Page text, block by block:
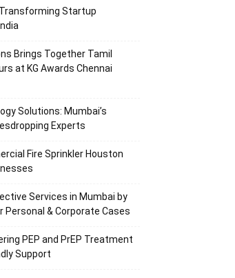
Transforming Startup
Brings Together Tamil
at KG Awards Chennai
Solutions: Mumbai’s
Experts
Fire Sprinkler Houston
Services in Mumbai by
Personal & Corporate Cases
PEP and PrEP Treatment
Support